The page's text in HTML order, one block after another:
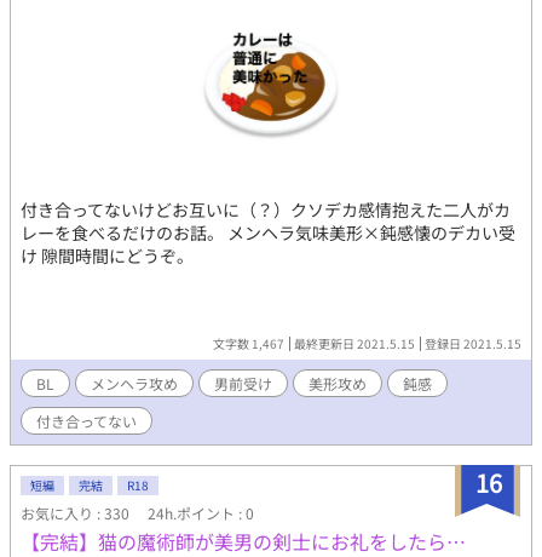
付き合ってないけどお互いに（？）クソデカ感情抱えた二人がカ
レーを食べるだけのお話。 メンヘラ気味美形×鈍感懐のデカい受
け 隙間時間にどうぞ。
文字数 1,467 最終更新日 2021.5.15 登録日 2021.5.15
BL メンヘラ攻め 男前受け 美形攻め
鈍感
付き合ってない
16
短編 完結 R18
お気に入り : 330 24h.ポイント : 0
【完結】猫の魔術師が美男の剣士にお礼をしたら…